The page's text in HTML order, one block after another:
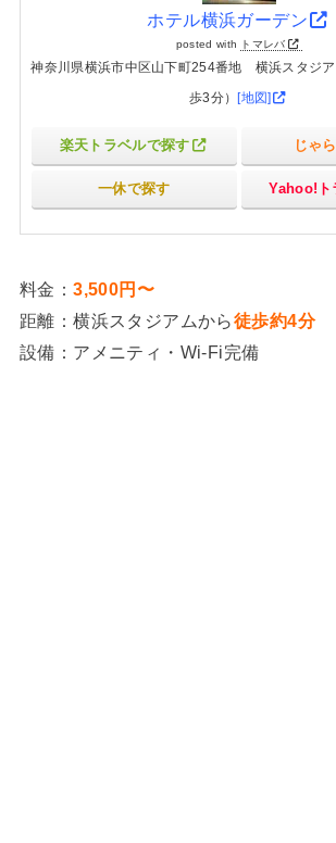
ホテル横浜ガーデン
posted with トマレバ
神奈川県横浜市中区山下町254番地 横浜スタジ
歩3分）
[地図]
楽天トラベルで探す じゃ
一休で探す Yahoo!ト
料金：3,500円〜
距離：横浜スタジアムから徒歩約4分
設備：アメニティ・Wi-Fi完備